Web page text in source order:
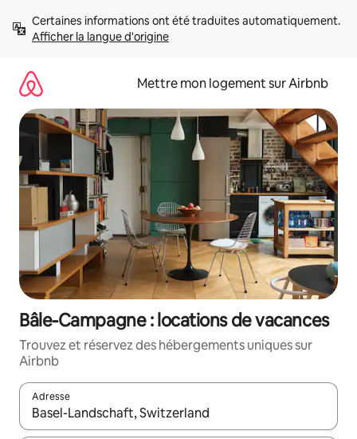
directement
Afficher la langue d'origine
Mettre mon logement sur Airbnb
Bâle-Campagne : locations de vacances
Trouvez et réservez des hébergements uniques sur
Airbnb
Adresse
Lorsque les résultats s'affichent, utilisez les flèches vers le